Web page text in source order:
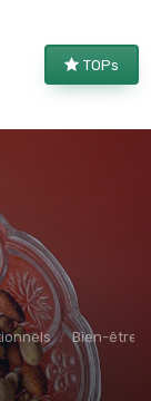
TOPs
Bien-être